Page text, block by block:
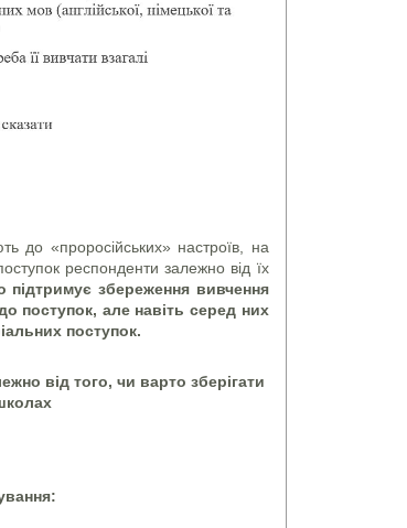
до «проросійських» настроїв, на
респонденти залежно від їх
підтримує збереження вивчення
поступок, але навіть серед них
поступок.
від того, чи варто зберігати